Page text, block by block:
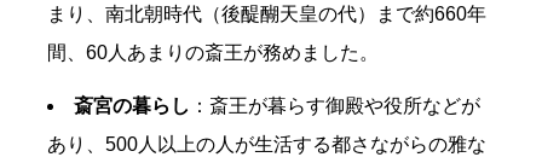
まり、南北朝時代（後醍醐天皇の代）まで約660年
間、 60人あまりの斎王が務めました。
斎宮の暮らし ：斎王が暮らす御殿や役所などが
あり、 500人以上の人が生活する都さながらの雅な